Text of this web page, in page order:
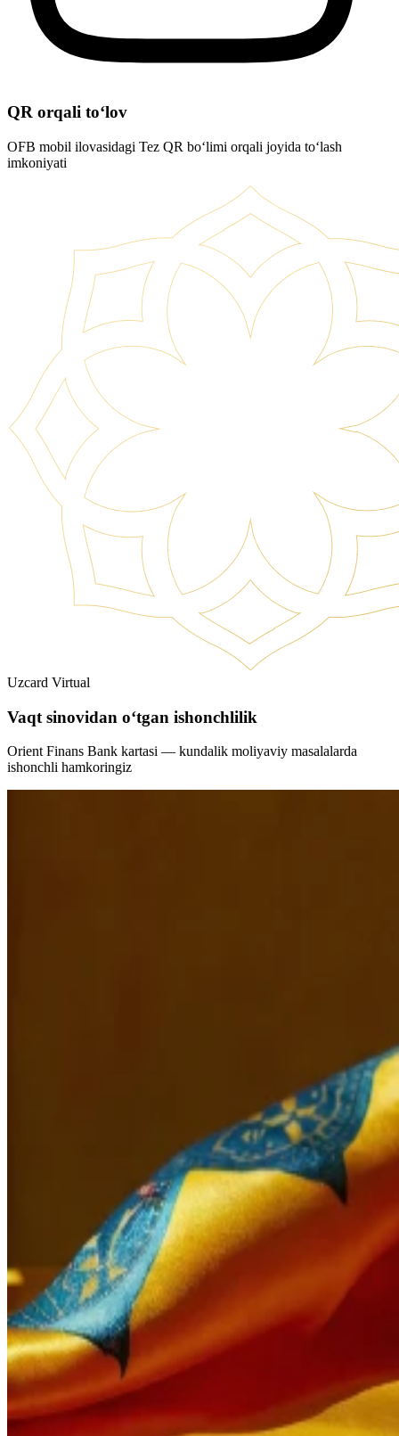
QR orqali to‘lov
OFB mobil ilovasidagi Tez QR bo‘limi orqali joyida to‘lash
imkoniyati
Uzcard Virtual
Vaqt sinovidan o‘tgan ishonchlilik
Orient Finans Bank kartasi — kundalik moliyaviy masalalarda
ishonchli hamkoringiz